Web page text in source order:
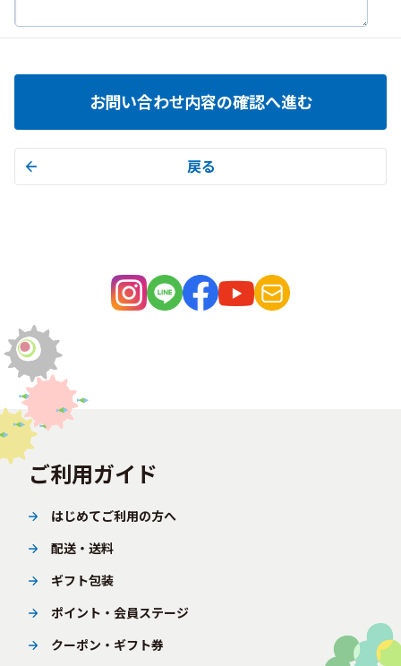
お問い合わせ内容の確認へ進む
戻る
ご利用ガイド
はじめてご利用の方へ
配送・送料
ギフト包装
ポイント・会員ステージ
クーポン・ギフト券